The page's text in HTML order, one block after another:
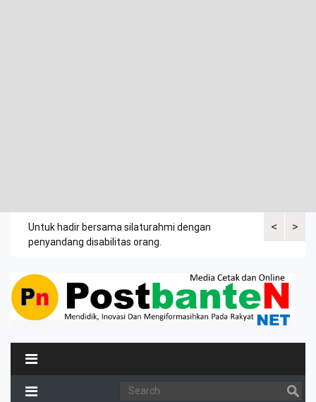
<
Untuk hadir bersama silaturahmi dengan
penyandang disabilitas orang.
Bupati>